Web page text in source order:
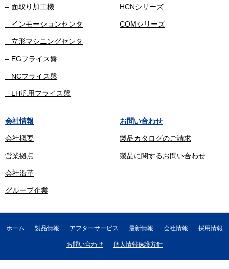
– 面取り加工機
– インモーションセンタ
– 立形マシニングセンタ
– EGフライス盤
– NCフライス盤
– LH汎用フライス盤
HCNシリーズ
COMシリーズ
会社情報
会社概要
営業拠点
会社沿革
グループ企業
お問い合わせ
製品カタログのご請求
製品に関するお問い合わせ
ホーム 製品情報 アフターサービス 最新情報 会社情報 採用情報
お問い合わせ 個人情報保護方針